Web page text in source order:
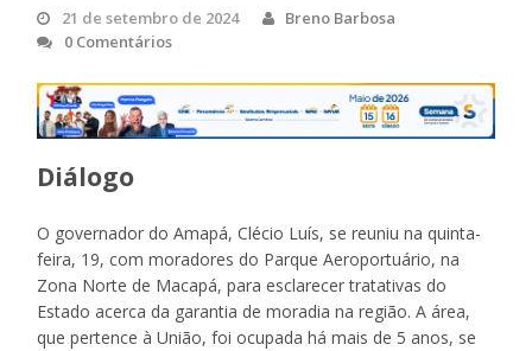
21 de setembro de 2024
Breno Barbosa
0 Comentários
Diálogo
O governador do Amapá, Clécio Luís, se reuniu na quinta-
feira, 19, com moradores do Parque Aeroportuário, na
Zona Norte de Macapá, para esclarecer tratativas do
Estado acerca da garantia de moradia na região. A área,
que pertence à União, foi ocupada há mais de 5 anos, se